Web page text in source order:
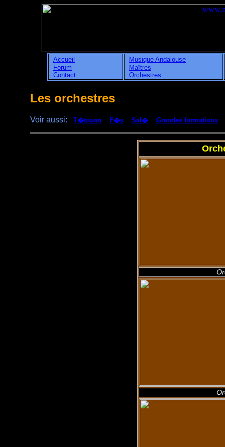
Accueil
Forum
Contact
Musique Andalouse
Maîtres
Orchestres
Les orchestres
Voir aussi: T�touan F�s Sal� Grandes formations